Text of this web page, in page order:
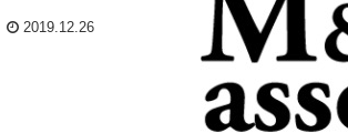
2019.12.26